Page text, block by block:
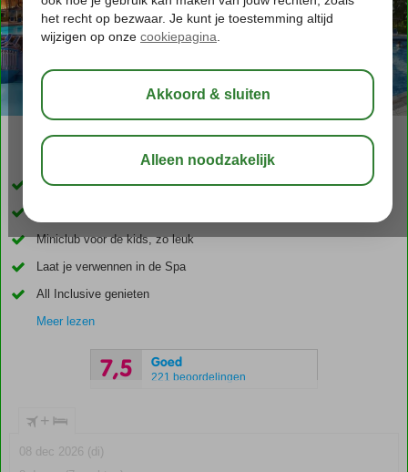
aug 34°C
Loop zo het zandstrand op
Miniclub voor de kids, zo leuk
Laat je verwennen in de Spa
All Inclusive genieten
Meer lezen
7,5 Goed
221 beoordelingen
+
08 dec 2026 (di)